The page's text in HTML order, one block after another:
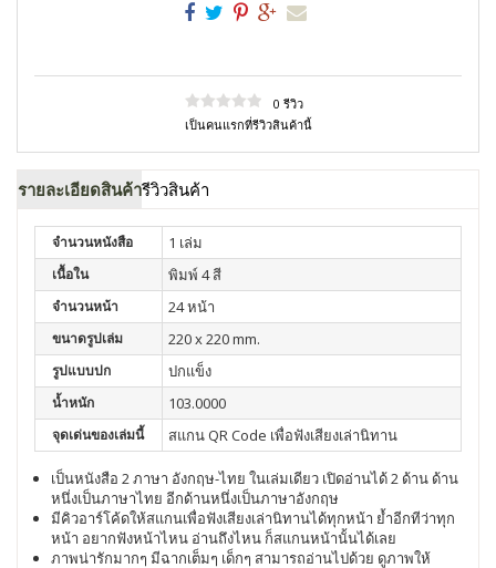
0 รีวิว
เป็นคนแรกที่รีวิวสินค้านี้
รายละเอียดสินค้ารีวิวสินค้า
จำนวนหนังสือ 1 เล่ม
เนื้อใน พิมพ์ 4 สี
จำนวนหน้า 24 หน้า
ขนาดรูปเล่ม 220 x 220 mm.
รูปแบบปก ปกแข็ง
น้ำหนัก 103.0000
จุดเด่นของเล่มนี้ สแกน QR Code เพื่อฟังเสียงเล่านิทาน
เป็นหนังสือ 2 ภาษา อังกฤษ-ไทย ในเล่มเดียว เปิดอ่านได้ 2 ด้าน ด้าน
หนึ่งเป็นภาษาไทย อีกด้านหนึ่งเป็นภาษาอังกฤษ
มีคิวอาร์โค้ดให้สแกนเพื่อฟังเสียงเล่านิทานได้ทุกหน้า ย้ำอีกทีว่าทุก
หน้า อยากฟังหน้าไหน อ่านถึงไหน ก็สแกนหน้านั้นได้เลย
ภาพน่ารักมากๆ มีฉากเต็มๆ เด็กๆ สามารถอ่านไปด้วย ดูภาพให้